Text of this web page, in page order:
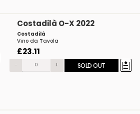
Costadilà O-X 2022
Costadilà
Vino da Tavola
£23.11
- + SOLD OUT